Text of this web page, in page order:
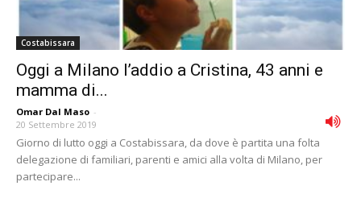
Costabissara
Oggi a Milano l’addio a Cristina, 43 anni e
mamma di...
Omar Dal Maso -
20 Settembre 2019
Giorno di lutto oggi a Costabissara, da dove è partita una folta
delegazione di familiari, parenti e amici alla volta di Milano, per
partecipare...